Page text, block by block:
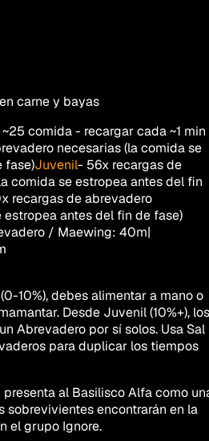
carne y bayas
comida - recargar cada ~1 min
necesarias (la comida se
fase)Juvenil- 56x recargas de
comida se estropea antes del fin
recargas de abrevadero
antes del fin de fase)
/ Maewing: 40m|
10%), debes alimentar a mano o
Desde Juvenil (10%+), los
Abrevadero por sí solos. Usa Sal
para duplicar los tiempos
al Basilisco Alfa como
sobrevivientes encontrarán en la
el grupo Ignore.